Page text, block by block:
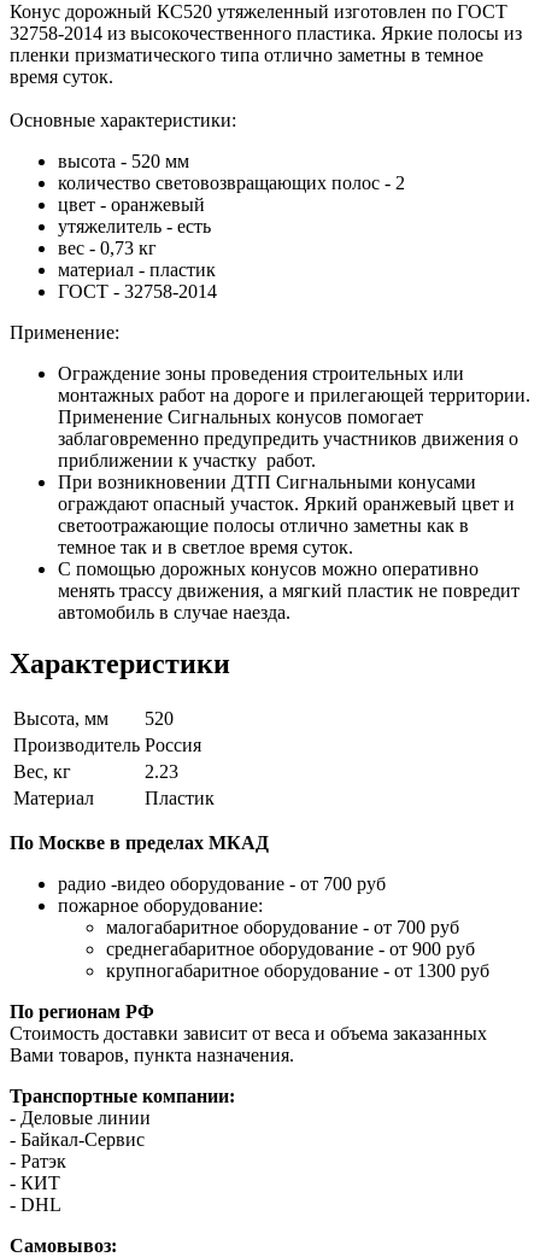
Конус дорожный КС520 утяжеленный изготовлен по ГОСТ
32758-2014 из высокочественного пластика. Яркие полосы из
пленки призматического типа отлично заметны в темное
время суток.
Основные характеристики:
высота - 520 мм
количество световозвращающих полос - 2
цвет - оранжевый
утяжелитель - есть
вес - 0,73 кг
материал - пластик
ГОСТ - 32758-2014
Применение:
Ограждение зоны проведения строительных или
монтажных работ на дороге и прилегающей территории.
Применение Сигнальных конусов помогает
заблаговременно предупредить участников движения о
приближении к участку работ.
При возникновении ДТП Сигнальными конусами
ограждают опасный участок. Яркий оранжевый цвет и
светоотражающие полосы отлично заметны как в
темное так и в светлое время суток.
С помощью дорожных конусов можно оперативно
менять трассу движения, а мягкий пластик не повредит
автомобиль в случае наезда.
Характеристики
Высота, мм
520
Производитель Россия
Вес, кг
2.23
Материал
Пластик
По Москве в пределах МКАД
радио -видео оборудование - от 700 руб
пожарное оборудование:
малогабаритное оборудование - от 700 руб
среднегабаритное оборудование - от 900 руб
крупногабаритное оборудование - от 1300 руб
По регионам РФ
Стоимость доставки зависит от веса и объема заказанных
Вами товаров, пункта назначения.
Транспортные компании:
- Деловые линии
- Байкал-Сервис
- Ратэк
- КИТ
- DHL
Самовывоз: